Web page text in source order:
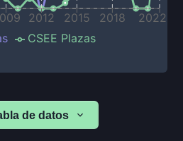
2012 2015 2018 2022
CSEE Plazas
de datos